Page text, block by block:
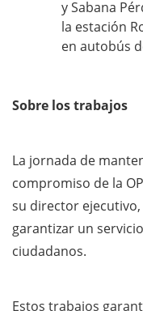
y Sabana
la estación
en autobús
Sobre los trabajos
La jornada de
compromiso de la
su director ejecutivo,
garantizar un
ciudadanos.
Estos trabajos